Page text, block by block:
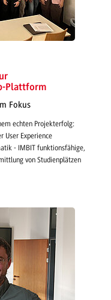
Plattform
Fokus
echten Projekterfolg:
User Experience
- IMBIT funktionsfähige,
von Studienplätzen